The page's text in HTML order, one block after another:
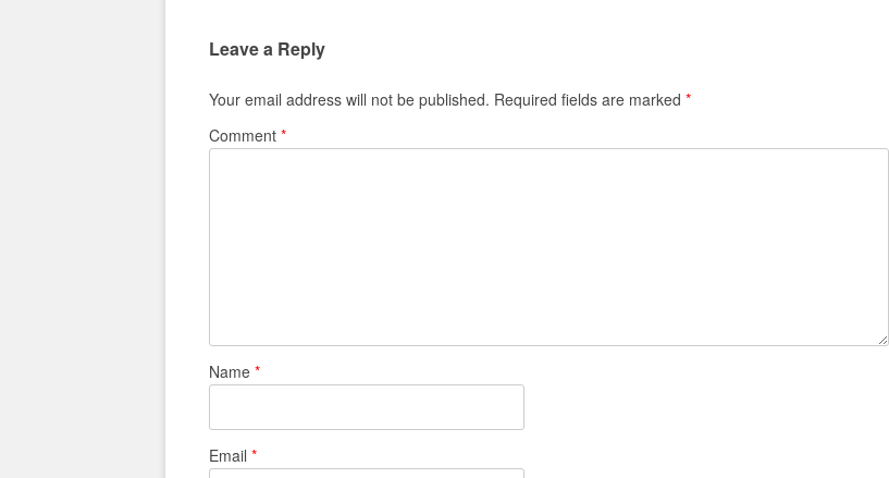
Leave a Reply
Your email address will not be published. Required fields are marked *
Comment *
Name *
Email *